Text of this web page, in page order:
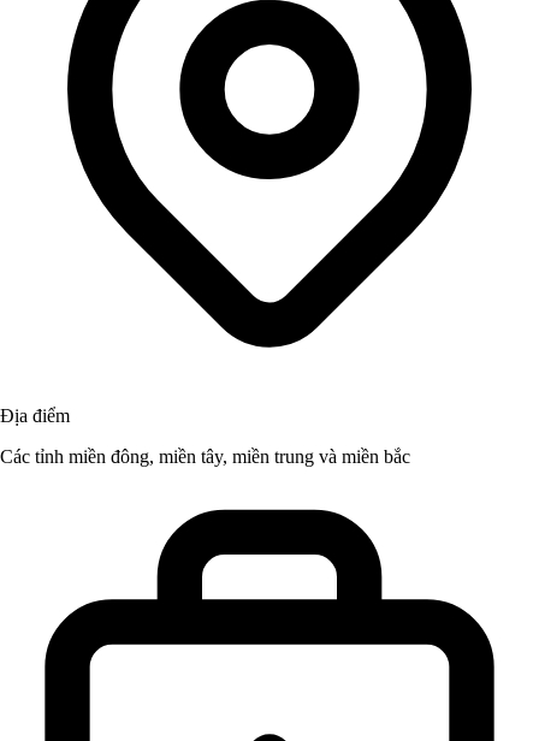
Địa điểm
Các tỉnh miền đông, miền tây, miền trung và miền bắc